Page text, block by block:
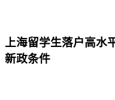
上海留学生落户高水
新政条件